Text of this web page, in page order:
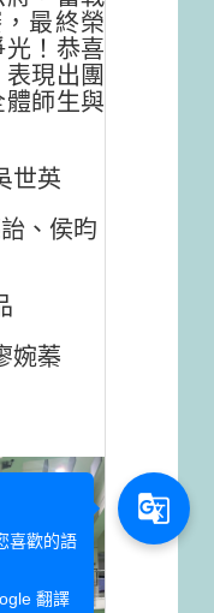
最終榮
！恭喜
現出團
師生與
世英
、侯昀
婉蓁
喜歡的語
翻譯
g_translate